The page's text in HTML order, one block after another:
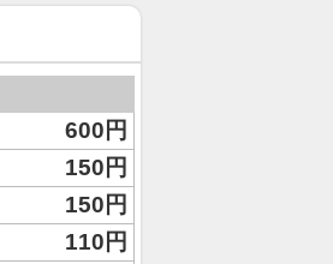
600円
150円
150円
110円